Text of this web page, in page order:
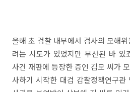
올해 초 검찰 내부에서 검사의 모해
려는 시도가 있었지만 무산된 바 있
사건 재판에 등장한 증인 김모 씨가
사하기 시작한 대검 감찰정책연구